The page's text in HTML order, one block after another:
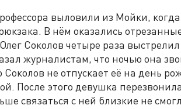
выловили из Мойки,
В нём оказались
Соколов четыре раза
журналистам, что ночью она
Соколов не отпускает её на день
После этого девушка
связаться с ней близкие не